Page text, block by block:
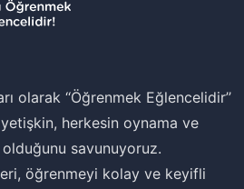
olarak ‘‘Öğrenmek Eğlencelidir’’
herkesin oynama ve
savunuyoruz.
öğrenmeyi kolay ve keyifli